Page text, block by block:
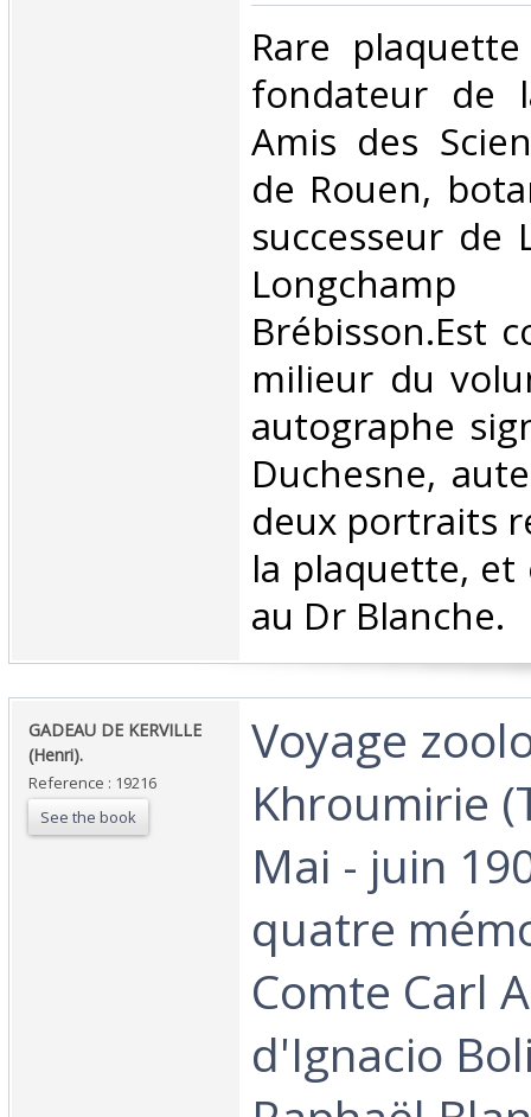
‎Rare
fondateur de
Amis des
de Rouen,
successeur de
Brébisson.Est
milieur du
autographe
Duchesne,
deux portraits
la plaquette,
au Dr Blanche. ‎
‎GADEAU DE KERVILLE
(Henri).‎
Reference : 19216
See the book
‎Voyage
Khroumirie
Mai - juin
quatre
Comte Carl
d'Ignacio